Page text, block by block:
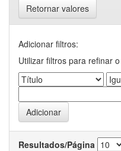
Retornar valores
Adicionar filtros:
Utilizar filtros para refinar
Resultados/Página